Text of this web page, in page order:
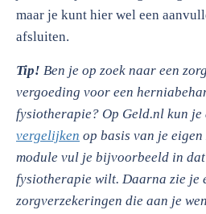
maar je kunt hier wel een
afsluiten.
Tip! Ben je op zoek naar een
vergoeding voor een
fysiotherapie? Op Geld.nl kun je
vergelijken op basis van je eigen
module vul je bijvoorbeeld in
fysiotherapie wilt. Daarna zie je
zorgverzekeringen die aan je